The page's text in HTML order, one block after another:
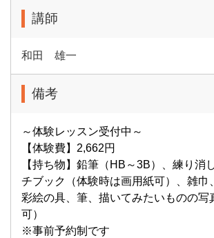
講師
和田 雄一
備考
～体験レッスン受付中～
【体験費】2,662円
【持ち物】鉛筆（HB～3B）、練り消
チブック（体験時は画用紙可）、雑巾
彩絵の具、筆、描いてみたいものの写
可）
※事前予約制です